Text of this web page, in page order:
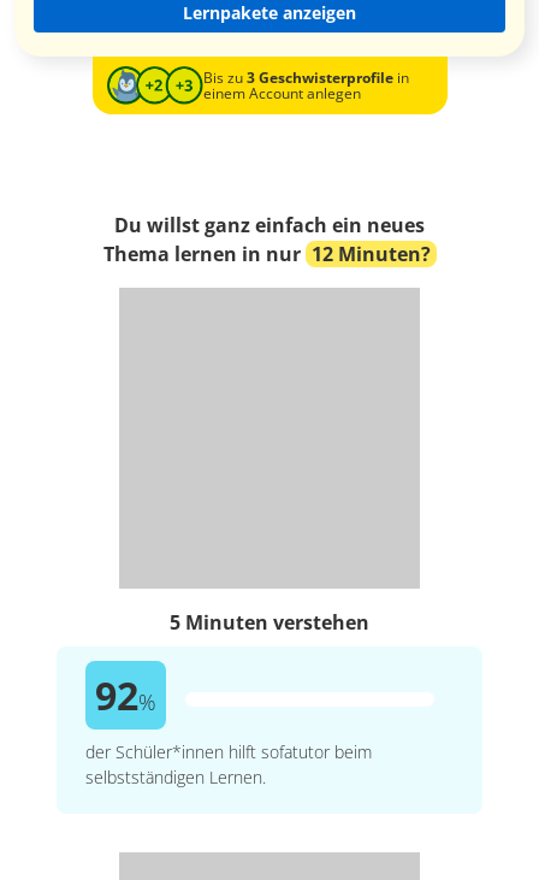
Lernpakete anzeigen
Bis zu3 Geschwisterprofilein
einem Account anlegen
Du willst ganz einfach ein neues
Thema lernen in nur 12 Minuten?
5 Minuten verstehen
92%
der Schüler*innen hilft sofatutor beim
selbstständigen Lernen.